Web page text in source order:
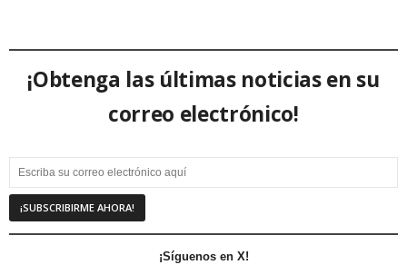
¡Obtenga las últimas noticias en su
correo electrónico!
¡Síguenos en X!